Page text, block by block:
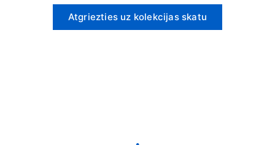
Atgriezties uz kolekcijas skatu